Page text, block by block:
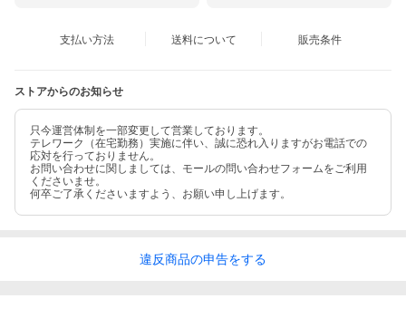
支払い方法 送料について 販売条件
ストアからのお知らせ
只今運営体制を一部変更して営業しております。
テレワーク（在宅勤務）実施に伴い、誠に恐れ入りますがお電話での
応対を行っておりません。
お問い合わせに関しましては、モールの問い合わせフォームをご利用
くださいませ。
何卒ご了承くださいますよう、お願い申し上げます。
違反商品の申告をする